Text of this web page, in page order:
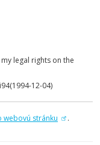
legal rights on the
12-04)
webovú stránku .